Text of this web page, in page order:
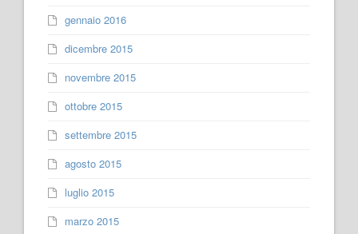
gennaio 2016
dicembre 2015
novembre 2015
ottobre 2015
settembre 2015
agosto 2015
luglio 2015
marzo 2015